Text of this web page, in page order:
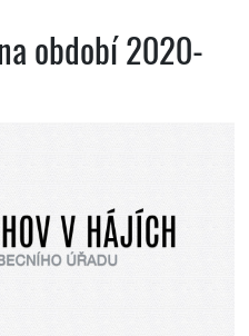
období 2020-